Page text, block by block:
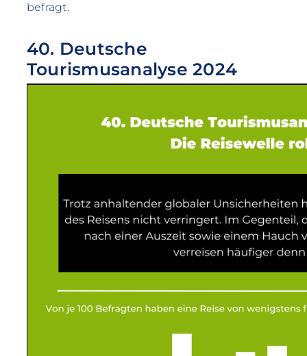
befragt.
40. Deutsche
Tourismusanalyse 2024